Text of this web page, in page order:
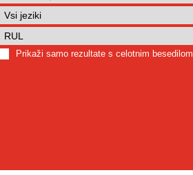
Prikaži samo rezultate s celotnim besedilom